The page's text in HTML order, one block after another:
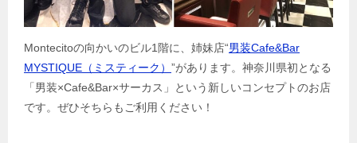
Montecitoの向かいのビル1階に、姉妹店“男装Cafe&Bar
MYSTIQUE（ミスティーク） ”があります。神奈川県初となる
「男装×Cafe&Bar×サーカス」という新しいコンセプトのお店
です。ぜひそちらもご利用ください！